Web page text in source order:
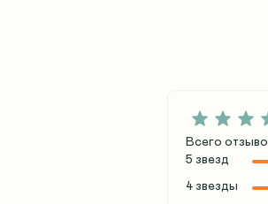
Всего
5 звезд
4 звезды